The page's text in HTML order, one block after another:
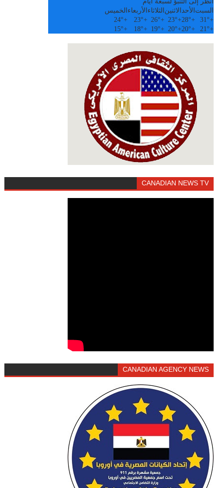
السبت الأحدالاثنين الثلاثاء الأربعاء الخميس
+
31°
+
28°
+
23°
+
26°
+
23°
+
24°
+
21°
+
20°
+
20°
+
19°
+
18°
+
15°
CANADIAN NEWS TV
CANADIAN AGENCY NEWS